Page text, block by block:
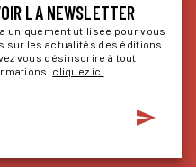
LA NEWSLETTER
uniquement utilisée pour vous
sur les actualités des éditions
vous désinscrire à tout
cliquez ici
send